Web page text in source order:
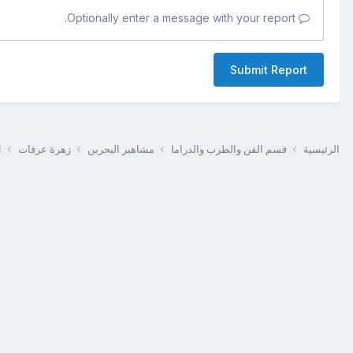
Submit Report
الرئيسية قسم الفن والطرب والدراما مشاهير البحرين زهرة عرفات